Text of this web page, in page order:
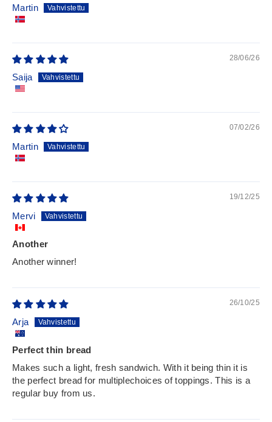
Martin
28/06/26
Saija
07/02/26
Martin
19/12/25
Mervi
Another
Another winner!
26/10/25
Arja
Perfect thin bread
Makes such a light, fresh sandwich. With it being thin it is
the perfect bread for multiplechoices of toppings. This is a
regular buy from us.